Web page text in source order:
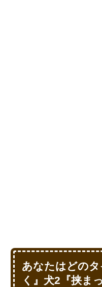
あなたはどの
く』犬2『挟ま